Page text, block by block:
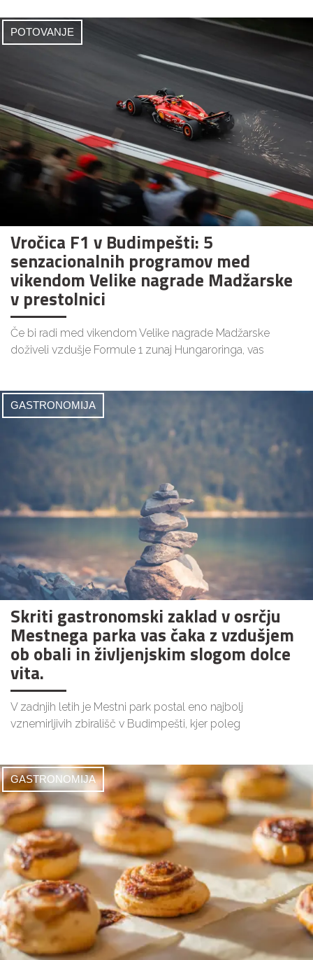
POTOVANJE
Vročica F1 v Budimpešti: 5
senzacionalnih programov med
vikendom Velike nagrade Madžarske
v prestolnici
Če bi radi med vikendom Velike nagrade Madžarske
doživeli vzdušje Formule 1 zunaj Hungaroringa, vas
GASTRONOMIJA
Skriti gastronomski zaklad v osrčju
Mestnega parka vas čaka z vzdušjem
ob obali in življenjskim slogom dolce
vita.
V zadnjih letih je Mestni park postal eno najbolj
vznemirljivih zbirališč v Budimpešti, kjer poleg
GASTRONOMIJA